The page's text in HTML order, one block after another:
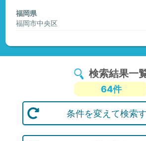
福岡県
福岡市中央区
検索結果一
64件
条件を変えて検索